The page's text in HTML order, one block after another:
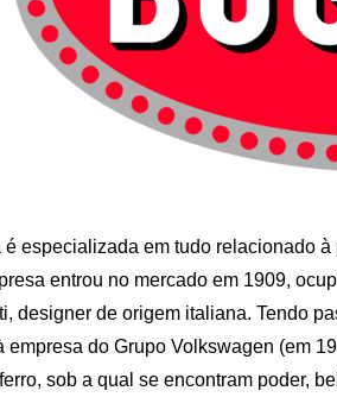
é especializada em tudo relacionado
entrou no mercado em 1909,
designer de origem italiana. Tendo
empresa do Grupo Volkswagen (em
ferro, sob a qual se encontram poder,